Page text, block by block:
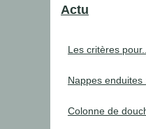
Actu
Les critères pour...
Nappes enduites :
Colonne de